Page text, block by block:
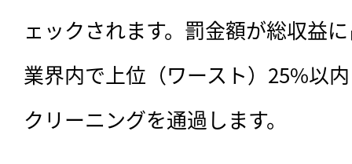
ェックされます。罰金額が総収益
業界内で上位（ワースト）25%以
クリーニングを通過します。